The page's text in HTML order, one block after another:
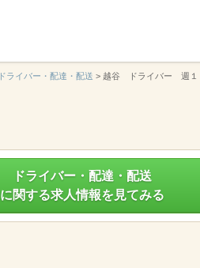
ドライバー・配達・配送 > 越谷 ドライバー 週
ドライバー・配達・配送
に関する求人情報を見てみる